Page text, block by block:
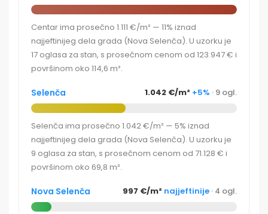
Centar ima prosečno 1.111 €/m² — 11% iznad
najjeftinijeg dela grada (Nova Selenča). U uzorku je
17 oglasa za stan, s prosečnom cenom od 123.947 € i
površinom oko 114,6 m².
Selenča 1.042 €/m² +5% · 9 ogl.
Selenča ima prosečno 1.042 €/m² — 5% iznad
najjeftinijeg dela grada (Nova Selenča). U uzorku je
9 oglasa za stan, s prosečnom cenom od 71.128 € i
površinom oko 69,8 m².
Nova Selenča 997 €/m² najjeftinije · 4 ogl.